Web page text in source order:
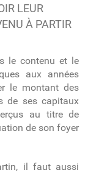
LEUR
À PARTIR
le contenu et le
aux années
le montant des
de ses capitaux
au titre de
de son foyer
il faut aussi